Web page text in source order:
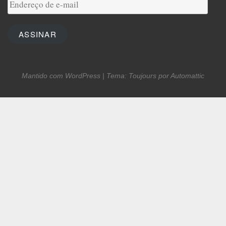
de
mailASSINAR
Mantido com WordPress | Tema: Toujours porAutomattic